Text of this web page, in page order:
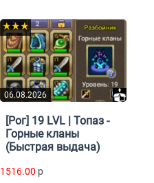
06.08.2026
★★★
[Рог] 19 LVL | Топаз -
Горные кланы
(Быстрая выдача)
1516.00 p